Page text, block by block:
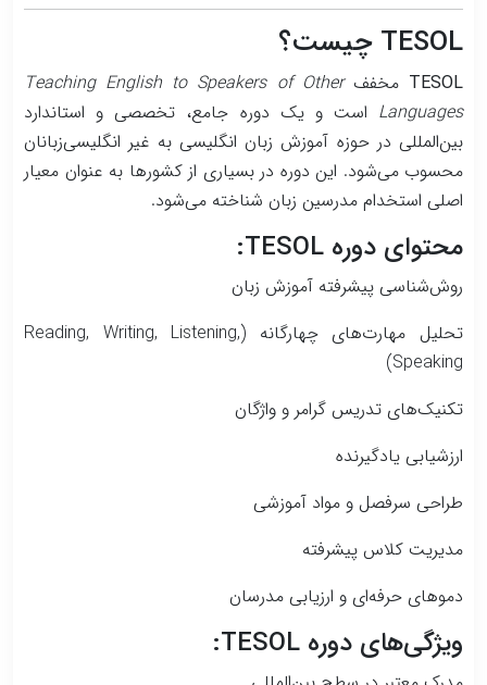
TESOL چیست؟
TESOL مخففTeaching English to Speakers of Other
Languages است و یک دوره جامع، تخصصی و استاندارد
بین‌المللی در حوزه آموزش زبان انگلیسی به غیر انگلیسی‌زبانان
محسوب می‌شود. این دوره در بسیاری از کشورها به عنوان معیار
اصلی استخدام مدرسین زبان شناخته می‌شود.
محتوای دوره TESOL:
روش‌شناسی پیشرفته آموزش زبان
تحلیل مهارت‌های چهارگانه (Reading, Writing, Listening,
Speaking)
تکنیک‌های تدریس گرامر و واژگان
ارزشیابی یادگیرنده
طراحی سرفصل و مواد آموزشی
مدیریت کلاس پیشرفته
دموهای حرفه‌ای و ارزیابی مدرسان
ویژگی‌های دوره TESOL: